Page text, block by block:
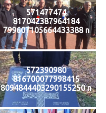
571477474
817042387964184
799607105664433388 n
572390980
816700077998415
8094844403290155250 n